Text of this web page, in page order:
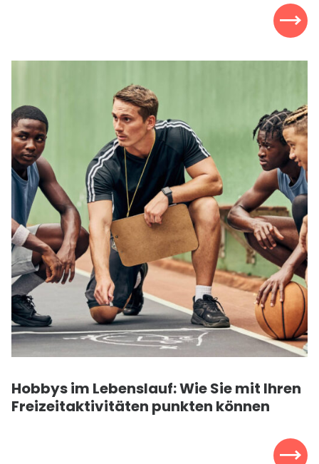
Hobbys im Lebenslauf: Wie Sie mit Ihren
Freizeitaktivitäten punkten können